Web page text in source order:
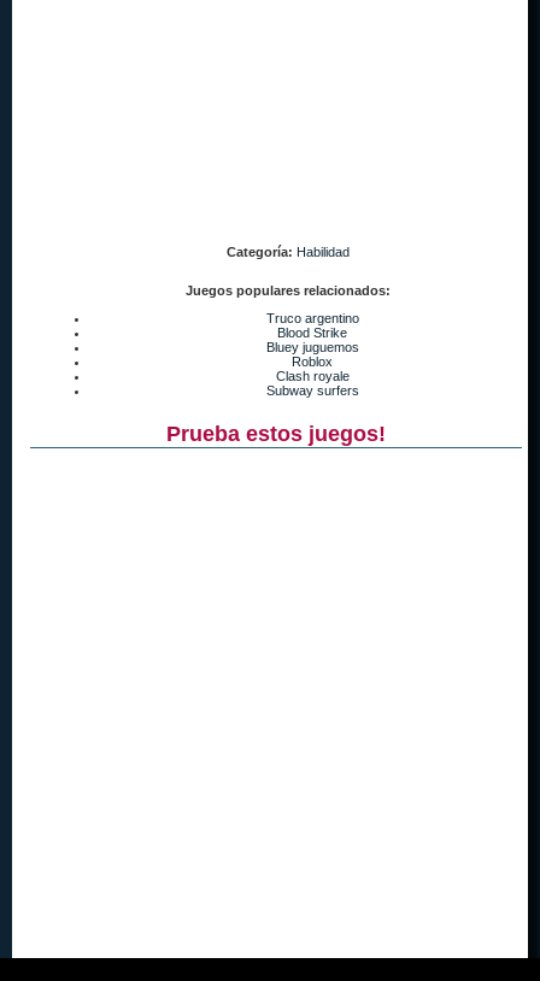
Categoría: Habilidad
Juegos populares relacionados:
Truco argentino
Blood Strike
Bluey juguemos
Roblox
Clash royale
Subway surfers
Prueba estos juegos!